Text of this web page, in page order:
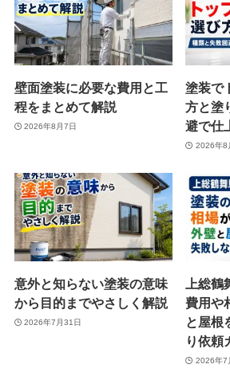
壁面塗装に必要な費用と工
程をまとめて解説
2026年8月7日
塗装で
方と塗
避で仕
2026年8
意外と知らない塗装の意味
から目的までやさしく解説
2026年7月31日
上総
費用や
と屋根
り依頼
2026年7